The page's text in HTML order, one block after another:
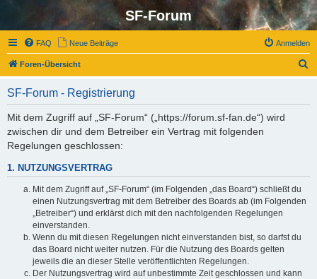
SF-Forum
FAQ Neue Beiträge Anmelden
Foren-Übersicht
SF-Forum - Registrierung
Mit dem Zugriff auf „SF-Forum“ („https://forum.sf-fan.de“) wird
zwischen dir und dem Betreiber ein Vertrag mit folgenden
Regelungen geschlossen:
1. NUTZUNGSVERTRAG
Mit dem Zugriff auf „SF-Forum“ (im Folgenden „das Board“) schließt du
einen Nutzungsvertrag mit dem Betreiber des Boards ab (im Folgenden
„Betreiber“) und erklärst dich mit den nachfolgenden Regelungen
einverstanden.
Wenn du mit diesen Regelungen nicht einverstanden bist, so darfst du
das Board nicht weiter nutzen. Für die Nutzung des Boards gelten
jeweils die an dieser Stelle veröffentlichten Regelungen.
Der Nutzungsvertrag wird auf unbestimmte Zeit geschlossen und kann